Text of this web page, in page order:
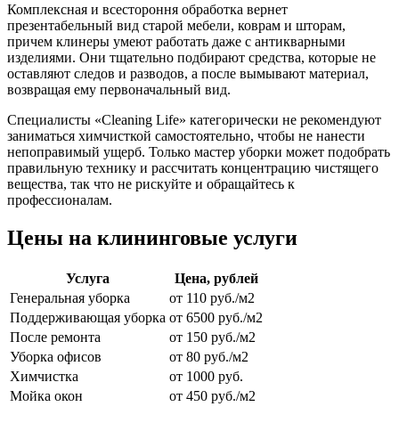
Комплексная и всестороння обработка вернет
презентабельный вид старой мебели, коврам и шторам,
причем клинеры умеют работать даже с антикварными
изделиями. Они тщательно подбирают средства, которые не
оставляют следов и разводов, а после вымывают материал,
возвращая ему первоначальный вид.
Специалисты «Cleaning Life» категорически не рекомендуют
заниматься химчисткой самостоятельно, чтобы не нанести
непоправимый ущерб. Только мастер уборки может подобрать
правильную технику и рассчитать концентрацию чистящего
вещества, так что не рискуйте и обращайтесь к
профессионалам.
Цены на клининговые услуги
Услуга
Цена, рублей
Генеральная уборка
от 110 руб./м2
Поддерживающая уборка от 6500 руб./м2
После ремонта
от 150 руб./м2
Уборка офисов
от 80 руб./м2
Химчистка
от 1000 руб.
Мойка окон
от 450 руб./м2